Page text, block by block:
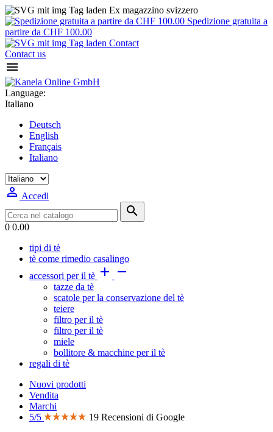
Ex magazzino svizzero
Spedizione gratuita a
partire da CHF 100.00
Contact
Contact us

Language:
Italiano
Deutsch
English
Français
Italiano
 Accedi

0 0.00
tipi di tè
tè come rimedio casalingo
accessori per il tè  
tazze da tè
scatole per la conservazione del tè
teiere
filtro per il tè
filtro per il tè
miele
bollitore & macchine per il tè
regali di tè
Nuovi prodotti
Vendita
Marchi
5/5
19 Recensioni di Google